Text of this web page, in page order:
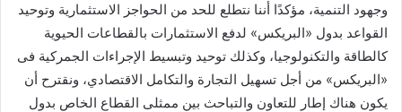
وجهود التنمية، مؤكدًا أننا نتطلع للحد من الحواجز الاستثمارية وتوحيد
القواعد بدول «البريكس» لدفع الاستثمارات بالقطاعات الحيوية
كالطاقة والتكنولوجيا، وكذلك توحيد وتبسيط الإجراءات الجمركية فى
«البريكس» من أجل تسهيل التجارة والتكامل الاقتصادي، ونقترح أن
يكون هناك إطار للتعاون والتباحث بين ممثلى القطاع الخاص بدول